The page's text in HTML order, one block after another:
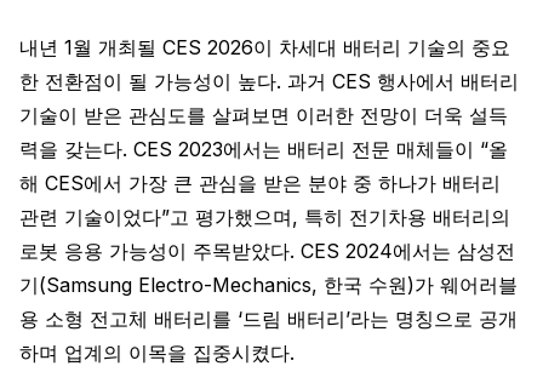
내년 1월 개최될 CES 2026이 차세대 배터리 기술의 중요
한 전환점이 될 가능성이 높다. 과거 CES 행사에서 배터리
기술이 받은 관심도를 살펴보면 이러한 전망이 더욱 설득
력을 갖는다. CES 2023에서는 배터리 전문 매체들이 “올
해 CES에서 가장 큰 관심을 받은 분야 중 하나가 배터리
관련 기술이었다”고 평가했으며, 특히 전기차용 배터리의
로봇 응용 가능성이 주목받았다. CES 2024에서는 삼성전
기(Samsung Electro-Mechanics, 한국 수원)가 웨어러블
용 소형 전고체 배터리를 ‘드림 배터리’라는 명칭으로 공개
하며 업계의 이목을 집중시켰다.